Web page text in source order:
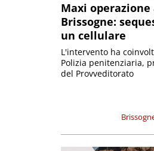
Maxi operazione
Brissogne:
un cellulare
L'intervento ha
Polizia penitenziaria,
del Provveditorato